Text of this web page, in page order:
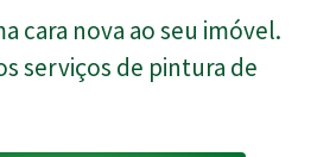
cara nova ao seu imóvel.
serviços de pintura de